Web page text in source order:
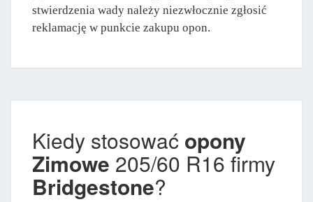
stwierdzenia wady należy niezwłocznie zgłosić
reklamację w punkcie zakupu opon.
Kiedy stosować opony
Zimowe 205/60 R16 firmy
Bridgestone?